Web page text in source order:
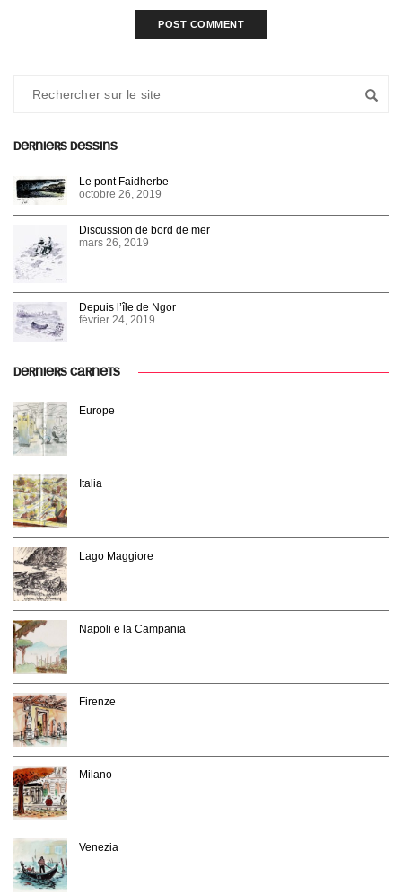
DERNIERS DESSINS
Le pont Faidherbe
octobre 26, 2019
Discussion de bord de mer
mars 26, 2019
Depuis l’île de Ngor
février 24, 2019
DERNIERS CARNETS
Europe
Italia
Lago Maggiore
Napoli e la Campania
Firenze
Milano
Venezia